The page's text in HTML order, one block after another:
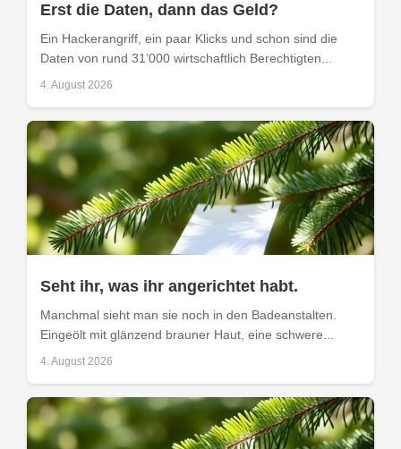
Erst die Daten, dann das Geld?
Ein Hackerangriff, ein paar Klicks und schon sind die
Daten von rund 31’000 wirtschaftlich Berechtigten...
4. August 2026
Seht ihr, was ihr angerichtet habt.
Manchmal sieht man sie noch in den Badeanstalten.
Eingeölt mit glänzend brauner Haut, eine schwere...
4. August 2026